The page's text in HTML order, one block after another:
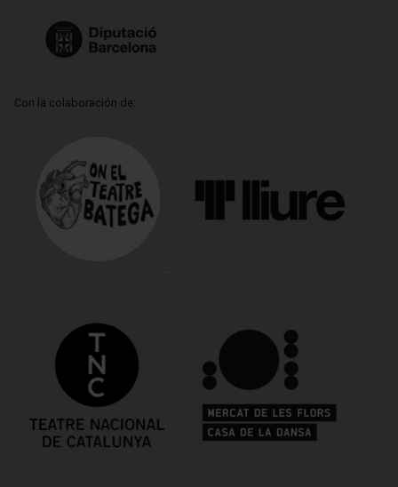
Con la colaboración de: